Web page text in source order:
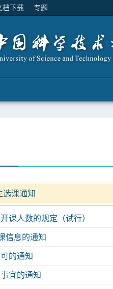
档下载 专题
选课通知
课人数的规定（试行）
信息的通知
的通知
宜的通知